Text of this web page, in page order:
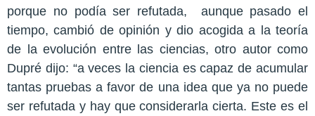
porque no podía ser refutada,
aunque pasado el
tiempo, cambió de opinión y dio acogida a la teoría
de la evolución entre las ciencias, otro autor como
Dupré dijo: “a veces la ciencia es capaz de acumular
tantas pruebas a favor de una idea que ya no puede
ser refutada y hay que considerarla cierta. Este es el